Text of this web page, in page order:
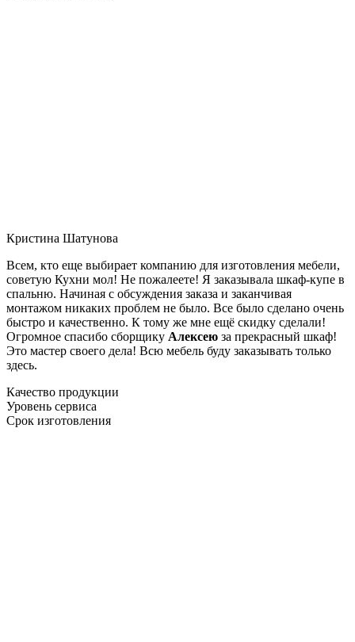
Кристина Шатунова
Всем, кто еще выбирает компанию для изготовления мебели,
советую Кухни мол! Не пожалеете! Я заказывала шкаф-купе в
спальню. Начиная с обсуждения заказа и заканчивая
монтажом никаких проблем не было. Все было сделано очень
быстро и качественно. К тому же мне ещё скидку сделали!
Огромное спасибо сборщику Алексею за прекрасный шкаф!
Это мастер своего дела! Всю мебель буду заказывать только
здесь.
Качество продукции
Уровень сервиса
Срок изготовления